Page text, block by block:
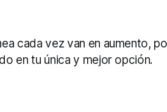
cada vez van en aumento,
en tu única y mejor opción.